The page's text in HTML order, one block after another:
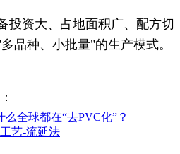
投资大、占地面积广、配方切
品种、小批量"的生产模式。
么全球都在“去PVC化”？
艺-流延法